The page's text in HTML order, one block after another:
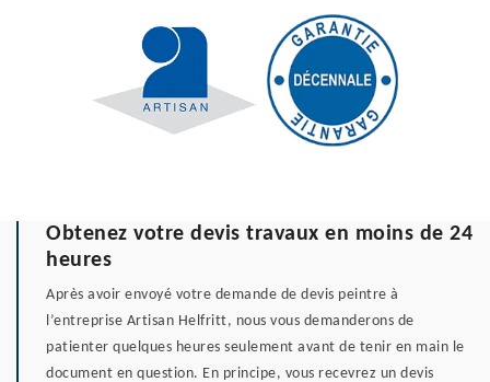
Obtenez votre devis travaux en moins de 24
heures
Après avoir envoyé votre demande de devis peintre à
l’entreprise Artisan Helfritt, nous vous demanderons de
patienter quelques heures seulement avant de tenir en main le
document en question. En principe, vous recevrez un devis